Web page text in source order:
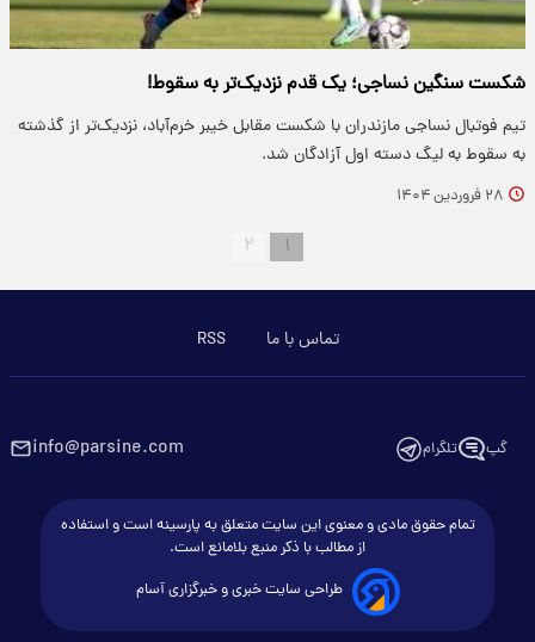
شکست سنگین نساجی؛ یک قدم نزدیک‌تر به سقوط!
تیم فوتبال نساجی مازندران با شکست مقابل خیبر خرم‌آباد، نزدیک‌تر از گذشته
به سقوط به لیگ دسته اول آزادگان شد.
۲۸ فروردین ۱۴۰۴
۱ ۲
تماس با ما RSS
گپ تلگرام info@parsine.com
تمام حقوق مادی و معنوی این سایت متعلق به پارسینه است و استفاده
از مطالب با ذکر منبع بلامانع است.
طراحی سایت خبری و خبرگزاری آسام